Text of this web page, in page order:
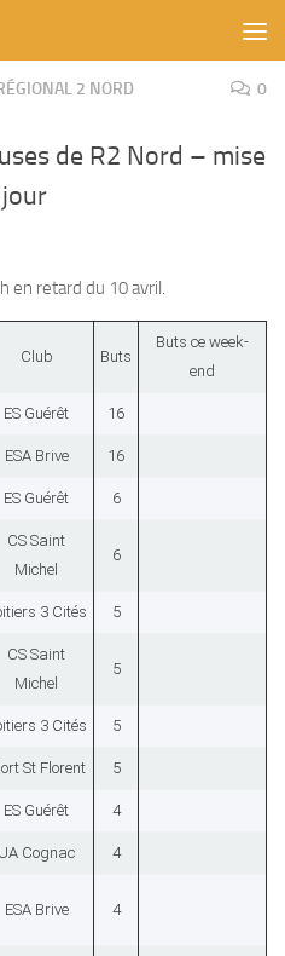
2 NORD 0
de R2 Nord – mise
en retard du 10 avril.
Club Buts
Buts ce week-
end
ES Guérêt 16
ESA Brive 16
ES Guérêt 6
CS Saint
Michel
6
3 Cités 5
CS Saint
Michel
5
3 Cités 5
St Florent 5
ES Guérêt 4
UA Cognac 4
ESA Brive 4